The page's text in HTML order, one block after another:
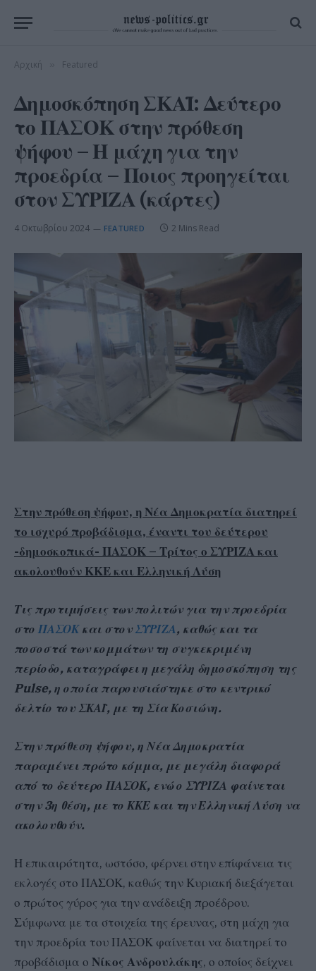
Αρχική Featured
Δημοσκόπηση ΣΚΑΪ: Δεύτερο
το ΠΑΣΟΚ στην πρόθεση
ψήφου – Η μάχη για την
προεδρία – Ποιος προηγείται
στον ΣΥΡΙΖΑ (κάρτες)
4 Οκτωβρίου 2024 FEATURED 2 Mins Read
Στην πρόθεση ψήφου, η Νέα Δημοκρατία διατηρεί
το ισχυρό προβάδισμα, έναντι του δεύτερου
-δημοσκοπικά- ΠΑΣΟΚ – Τρίτος ο ΣΥΡΙΖΑ και
ακολουθούν ΚΚΕ και Ελληνική Λύση
Τις προτιμήσεις των πολιτών για την προεδρία
στο ΠΑΣΟΚκαι στονΣΥΡΙΖΑ, καθώς και τα
ποσοστά των κομμάτων τη συγκεκριμένη
περίοδο, καταγράφει η μεγάλη δημοσκόπηση της
Pulse, η οποία παρουσιάστηκε στο κεντρικό
δελτίο του ΣΚΑΪ, με τη Σία Κοσιώνη.
Στην πρόθεση ψήφου, η Νέα Δημοκρατία
παραμένει πρώτο κόμμα, με μεγάλη διαφορά
από το δεύτερο ΠΑΣΟΚ, ενώ ο ΣΥΡΙΖΑ φαίνεται
στην 3η θέση, με το ΚΚΕ και την Ελληνική Λύση να
ακολουθούν.
Η επικαιρότητα, ωστόσο, φέρνει στην επίφάνεια τις
εκλογές στο ΠΑΣΟΚ, καθώς την Κυριακή διεξάγεται
ο πρώτος γύρος για την ανάδειξη προέδρου.
Σύμφωνα με τα στοιχεία της έρευνας, στη μάχη για
την προεδρία του ΠΑΣΟΚ φαίνεται να διατηρεί το
προβάδισμα ο Νίκος Ανδρουλάκης, ο οποίος δείχνει